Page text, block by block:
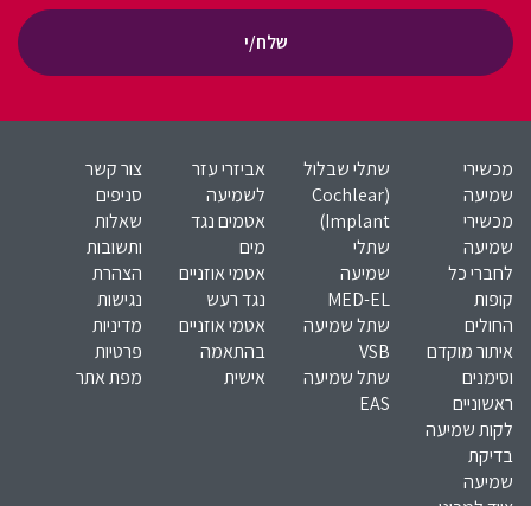
שלח/י
מכשירי
שמיעה
מכשירי
שמיעה
לחברי כל
קופות
החולים
איתור מוקדם
וסימנים
ראשוניים
לקות שמיעה
בדיקת
שמיעה
שתלי שבלול
(Cochlear
Implant)​
שתלי
שמיעה
MED-EL​
שתל שמיעה
VSB
שתל שמיעה
EAS
אביזרי עזר
לשמיעה
אטמים נגד
מים
אטמי אוזניים
נגד רעש
אטמי אוזניים
בהתאמה
אישית
צור קשר
סניפים
שאלות
ותשובות
הצהרת
נגישות
מדיניות
פרטיות
מפת אתר